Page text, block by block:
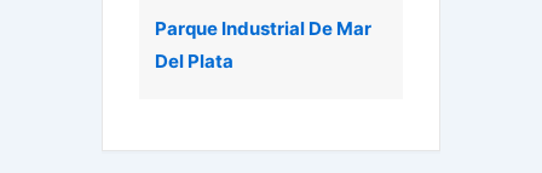
Parque Industrial De Mar
Del Plata